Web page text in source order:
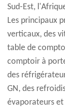
Sud-Est,
Les principaux
verticaux, des
table de
comptoir à
des
GN, des
évaporateurs et